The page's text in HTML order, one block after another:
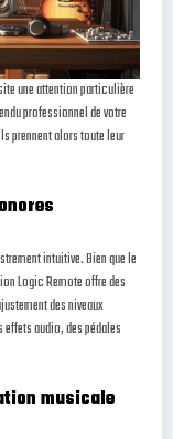
une attention particulière
professionnel de votre
prennent alors toute leur
intuitive. Bien que le
Logic Remote offre des
des niveaux
audio, des pédales
musicale